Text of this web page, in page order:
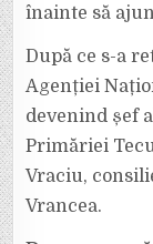
înainte să
După ce s-a
Agenției
devenind șef
Primăriei
Vraciu,
Vrancea.